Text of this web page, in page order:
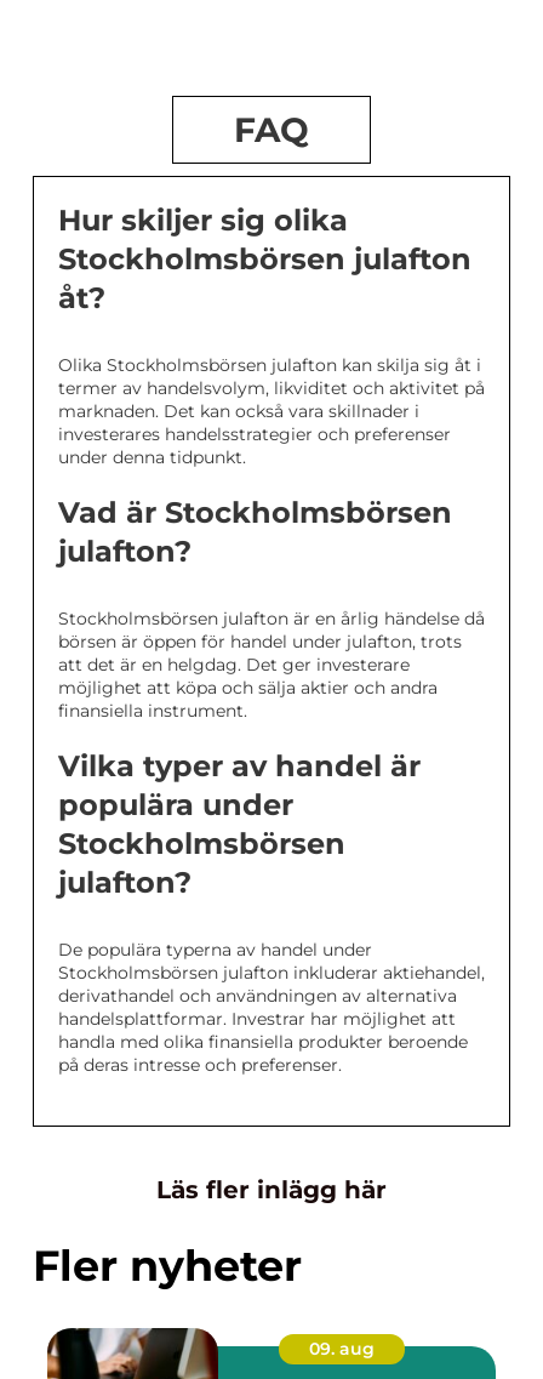
FAQ
Hur skiljer sig olika
Stockholmsbörsen julafton
åt?
Olika Stockholmsbörsen julafton kan skilja sig åt i
termer av handelsvolym, likviditet och aktivitet på
marknaden. Det kan också vara skillnader i
investerares handelsstrategier och preferenser
under denna tidpunkt.
Vad är Stockholmsbörsen
julafton?
Stockholmsbörsen julafton är en årlig händelse då
börsen är öppen för handel under julafton, trots
att det är en helgdag. Det ger investerare
möjlighet att köpa och sälja aktier och andra
finansiella instrument.
Vilka typer av handel är
populära under
Stockholmsbörsen
julafton?
De populära typerna av handel under
Stockholmsbörsen julafton inkluderar aktiehandel,
derivathandel och användningen av alternativa
handelsplattformar. Investrar har möjlighet att
handla med olika finansiella produkter beroende
på deras intresse och preferenser.
Läs fler inlägg här
Fler nyheter
09. aug